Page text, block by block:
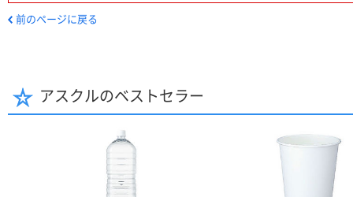
前のページに戻る
アスクルのベストセラー